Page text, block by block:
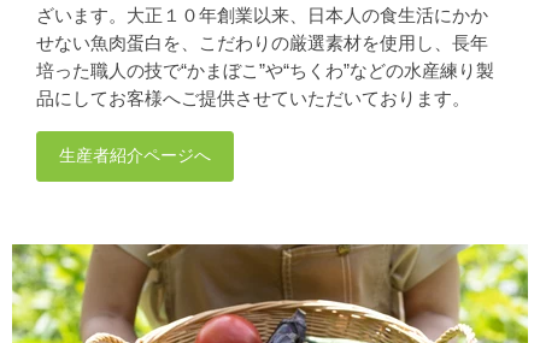
ざいます。大正１０年創業以来、日本人の食生活にかか
せない魚肉蛋白を、こだわりの厳選素材を使用し、長年
培った職人の技で“かまぼこ”や“ちくわ”などの水産練り製
品にしてお客様へご提供させていただいております。
生産者紹介ページへ